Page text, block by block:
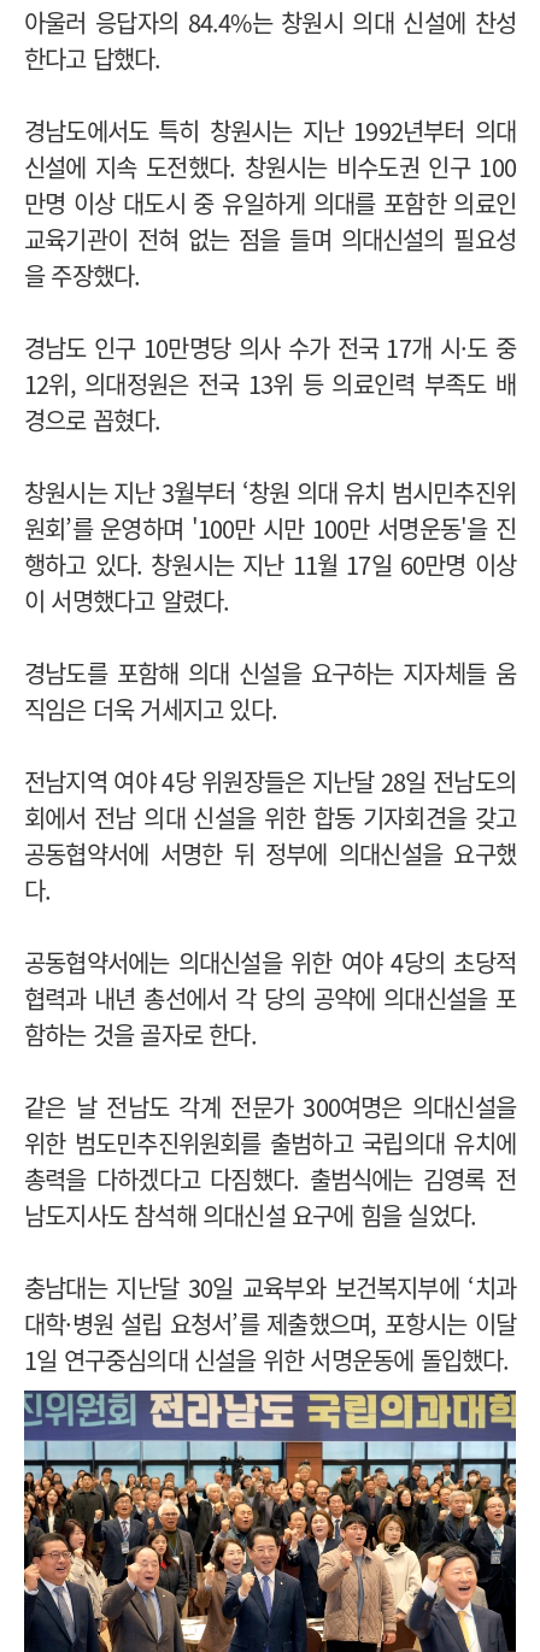
아울러 응답자의 84.4%는 창원시 의대 신설에 찬성
한다고 답했다.
경남도에서도 특히 창원시는 지난 1992년부터 의대
신설에 지속 도전했다. 창원시는 비수도권 인구 100
만명 이상 대도시 중 유일하게 의대를 포함한 의료인
교육기관이 전혀 없는 점을 들며 의대신설의 필요성
을 주장했다.
경남도 인구 10만명당 의사 수가 전국 17개 시·도 중
12위, 의대정원은 전국 13위 등 의료인력 부족도 배
경으로 꼽혔다.
창원시는 지난 3월부터 ‘창원 의대 유치 범시민추진위
원회’를 운영하며 '100만 시만 100만 서명운동'을 진
행하고 있다. 창원시는 지난 11월 17일 60만명 이상
이 서명했다고 알렸다.
경남도를 포함해 의대 신설을 요구하는 지자체들 움
직임은 더욱 거세지고 있다.
전남지역 여야 4당 위원장들은 지난달 28일 전남도의
회에서 전남 의대 신설을 위한 합동 기자회견을 갖고
공동협약서에 서명한 뒤 정부에 의대신설을 요구했
다.
공동협약서에는 의대신설을 위한 여야 4당의 초당적
협력과 내년 총선에서 각 당의 공약에 의대신설을 포
함하는 것을 골자로 한다.
같은 날 전남도 각계 전문가 300여명은 의대신설을
위한 범도민추진위원회를 출범하고 국립의대 유치에
총력을 다하겠다고 다짐했다. 출범식에는 김영록 전
남도지사도 참석해 의대신설 요구에 힘을 실었다.
충남대는 지난달 30일 교육부와 보건복지부에 ‘치과
대학·병원 설립 요청서’를 제출했으며, 포항시는 이달
1일 연구중심의대 신설을 위한 서명운동에 돌입했다.